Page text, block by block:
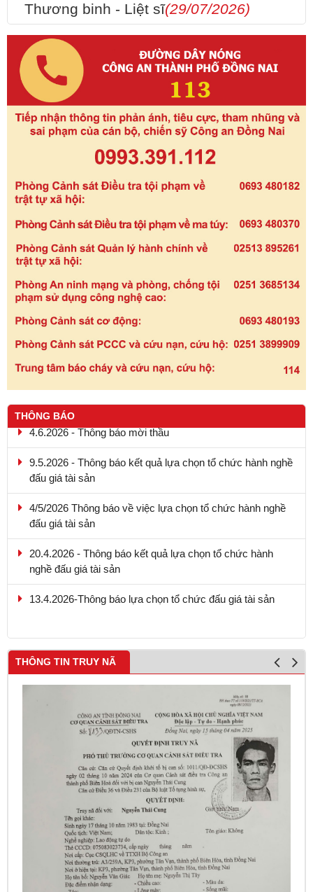
Thương binh - Liệt sĩ(29/07/2026)
THÔNG BÁO
4.6.2026 - Thông báo mời thầu
9.5.2026 - Thông báo kết quả lựa chọn tổ chức hành nghề
đấu giá tài sản
4/5/2026 Thông báo về việc lựa chọn tổ chức hành nghề
đấu giá tài sản
20.4.2026 - Thông báo kết quả lựa chọn tổ chức hành
nghề đấu giá tài sản
13.4.2026-Thông báo lựa chọn tổ chức đấu giá tài sản
THÔNG TIN TRUY NÃ